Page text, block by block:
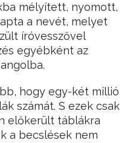
mélyített, nyomott,
a nevét, melyet
íróvesszővel
egyébként az
hogy egy-két millió
számát. S ezek csak
előkerült táblákra
a becslések nem